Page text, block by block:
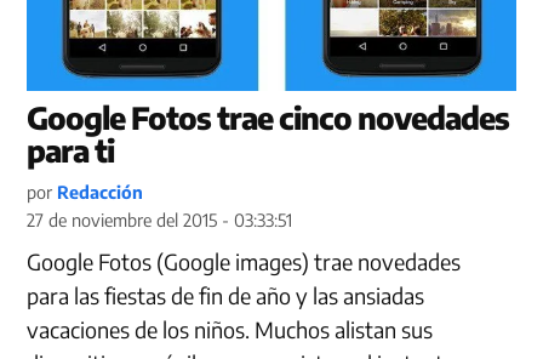
Google Fotos trae cinco novedades
para ti
por Redacción
27 de noviembre del 2015 - 03:33:51
Google Fotos (Google images) trae novedades
para las fiestas de fin de año y las ansiadas
vacaciones de los niños. Muchos alistan sus